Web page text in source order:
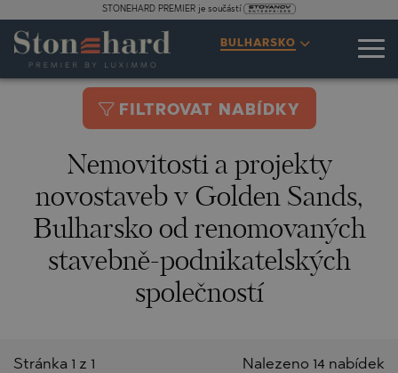
STONEHARD PREMIER je součástí
BULHARSKO
FILTROVAT NABÍDKY
Nemovitosti a projekty
novostaveb v Golden Sands,
Bulharsko od renomovaných
stavebně-podnikatelských
společností
Nalezeno 14 nabídek
Stránka 1 z 1